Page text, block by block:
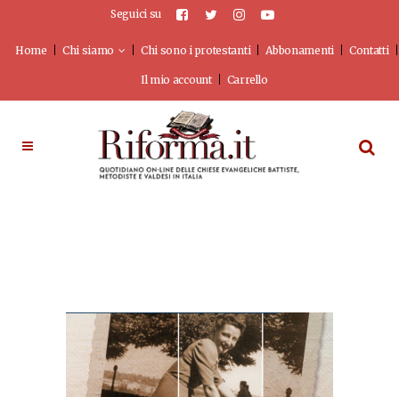
Seguici su
Home Chi siamo Chi sono i protestanti Abbonamenti Contatti
Il mio account Carrello